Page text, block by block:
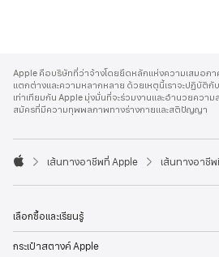
p
p
l
e
o
t
r
Apple คือบริษัทที่ว่าจ้างโดยยึดหลักแห่งความเสมอภ
แตกต่างและความหลากหลาย ด้วยเหตุนี้เราจะปฏิบัติ
เท่าเทียมกัน Apple มุ่งมั่นที่จะร่วมงานและอำนวยควา
สมัครที่มีความทุพพลภาพทางร่างกายและสติปัญญา

p
l
เส้นทางอาชีพที่ Apple เส้นทางอาชี
เลือกซื้อและเรียนรู้
กระเป๋าสตางค์ Apple